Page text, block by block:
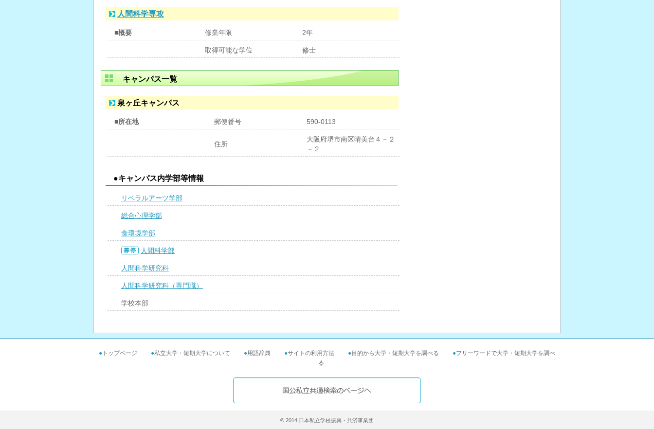
人間科学専攻
■概要 修業年限 2年
取得可能な学位 修士
キャンパス一覧
泉ヶ丘キャンパス
■所在地 郵便番号 590-0113
住所
大阪府堺市南区晴美台４－２
－２
●キャンパス内学部等情報
リベラルアーツ学部
総合心理学部
食環境学部
人間科学部
人間科学研究科
人間科学研究科（専門職）
学校本部
● トップページ ●私立大学・短期大学について ●用語辞典 ●サイトの利用方法 ●目的から大学・短期大学を調べる ●フリーワードで大学・短期大学を調べ
る
© 2014 日本私立学校振興・共済事業団